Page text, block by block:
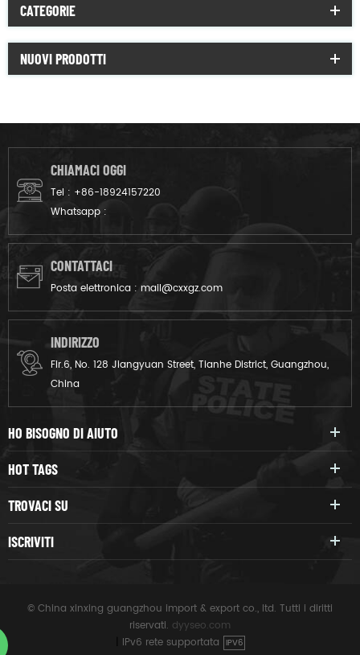
CATEGORIE
NUOVI PRODOTTI
CHIAMACI OGGI
Tel : +86-18924157220
Whatsapp :
CONTATTACI
Posta elettronica : mail@cxxgz.com
INDIRIZZO
Flr.6, No. 128 Jiangyuan Street, Tianhe District, Guangzhou,
China
HO BISOGNO DI AIUTO
HOT TAGS
TROVACI SU
ISCRIVITI
© China xinxing guangzhou import & export co., ltd. Tutti i diritti
riservati. dyyseo.com
IPv6 rete supportata IPV6